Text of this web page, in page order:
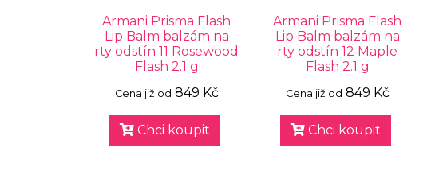
Armani Prisma Flash
Lip Balm balzám na
rty odstín 11 Rosewood
Flash 2.1 g
Cena již od 849 Kč
Chci koupit
Armani Prisma Flash
Lip Balm balzám na
rty odstín 12 Maple
Flash 2.1 g
Cena již od 849 Kč
Chci koupit